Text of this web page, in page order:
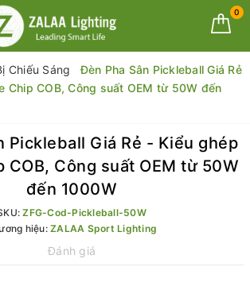
0
Chiếu Sáng
Đèn Pha Sân Pickleball Giá Rẻ
Chip COB, Công suất OEM từ 50W đến
Pickleball Giá Rẻ - Kiểu ghép
COB, Công suất OEM từ 50W
đến 1000W
ZFG-Cod-Pickleball-50W
hiệu:ZALAA Sport Lighting
Đánh giá